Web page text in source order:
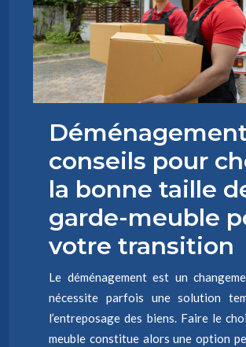
conseils pour
la bonne taille
garde-meuble
votre transition
Le déménagement est un
nécessite parfois une solution
l’entreposage des biens. Faire le
meuble constitue alors une option